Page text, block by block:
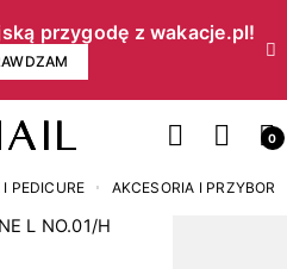
przygodę z wakacje.pl!​
0
PEDICURE AKCESORIA I